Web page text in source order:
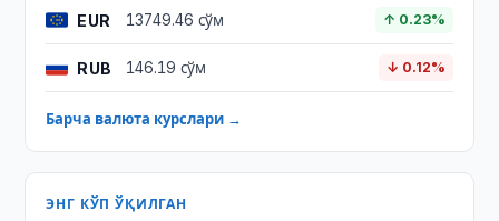
EUR 13749.46 сўм ↑ 0.23%
RUB 146.19 сўм ↓ 0.12%
Барча валюта курслари →
ЭНГ КЎП ЎҚИЛГАН